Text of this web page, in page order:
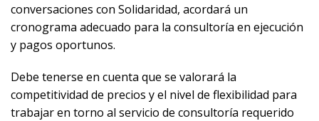
conversaciones con Solidaridad, acordará un
cronograma adecuado para la consultoría en ejecución
y pagos oportunos.
Debe tenerse en cuenta que se valorará la
competitividad de precios y el nivel de flexibilidad para
trabajar en torno al servicio de consultoría requerido